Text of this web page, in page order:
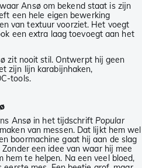
Ansø om bekend staat is zijn
een hele eigen bewerking
van textuur voorziet. Het voegt
een extra laag toevoegt aan het
zit nooit stil. Ontwerpt hij geen
zijn lijn karabijnhaken,
tools.
Ansø in het tijdschrift Popular
van messen. Dat lijkt hem wel
boormachine gaat hij aan de slag
een idee van waar hij mee
hem te helpen. Na een veel bloed,